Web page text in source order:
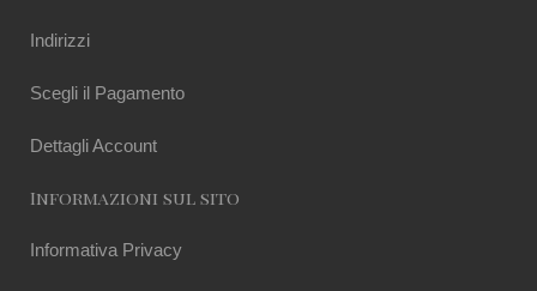
Indirizzi
Scegli il Pagamento
Dettagli Account
Informazioni sul sito
Informativa Privacy